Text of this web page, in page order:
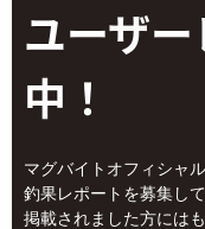
ユーザ
中！
マグバイトオフィシャ
釣果レポートを募集して
掲載されました方には